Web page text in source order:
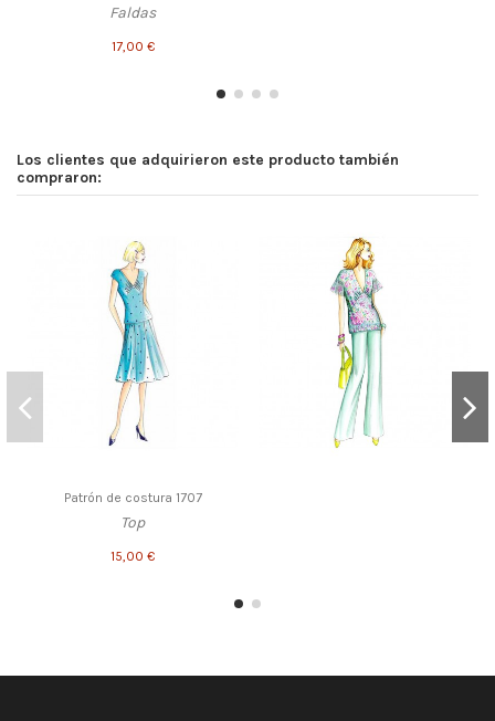
Faldas
17,00 €
Los clientes que adquirieron este producto también
compraron:
Patrón de costura 1707
Top
15,00 €